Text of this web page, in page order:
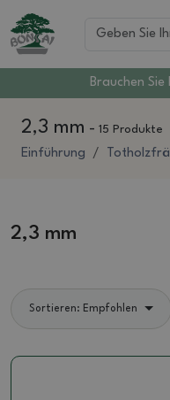
Brauchen Sie
2,3 mm - 15 Produkte
Einführung
2,3 mm
Sortieren: Empfohlen